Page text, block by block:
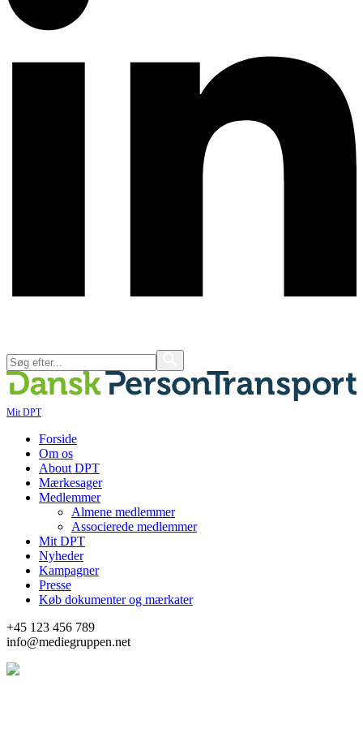
Mit DPT
Forside
Om os
About DPT
Mærkesager
Medlemmer
Almene medlemmer
Associerede medlemmer
Mit DPT
Nyheder
Kampagner
Presse
Køb dokumenter og mærkater
+45 123 456 789
info@mediegruppen.net